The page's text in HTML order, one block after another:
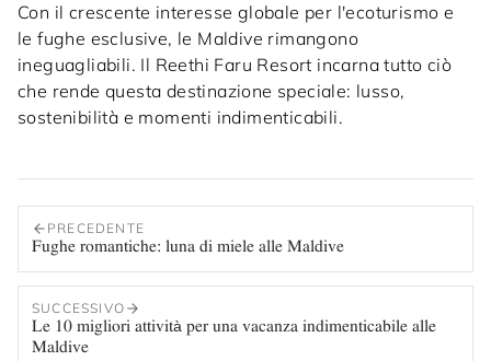
Con il crescente interesse globale per l'ecoturismo e
le fughe esclusive, le Maldive rimangono
ineguagliabili. Il Reethi Faru Resort incarna tutto ciò
che rende questa destinazione speciale: lusso,
sostenibilità e momenti indimenticabili.
PRECEDENTE
Fughe romantiche: luna di miele alle Maldive
SUCCESSIVO
Le 10 migliori attività per una vacanza indimenticabile alle
Maldive